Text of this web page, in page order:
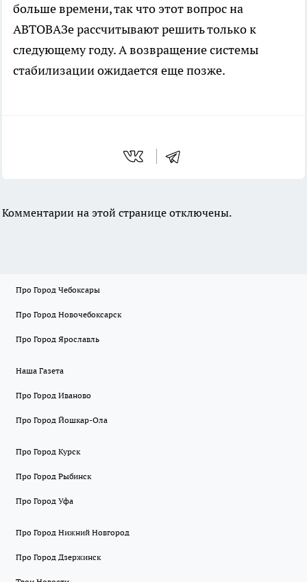
больше времени, так что этот вопрос на
АВТОВАЗе рассчитывают решить только к
следующему году. А возвращение системы
стабилизации ожидается еще позже.
Комментарии на этой странице отключены.
Про Город Чебоксары
Про Город Новочебоксарск
Про Город Ярославль
Наша Газета
Про Город Иваново
Про Город Йошкар-Ола
Про Город Курск
Про Город Рыбинск
Про Город Уфа
Про Город Нижний Новгород
Про Город Дзержинск